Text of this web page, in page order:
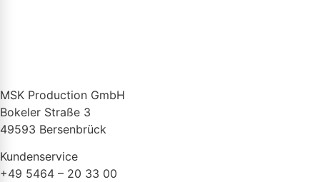
MSK Production GmbH
Bokeler Straße 3
49593 Bersenbrück
Kundenservice
+49 5464 – 20 33 00